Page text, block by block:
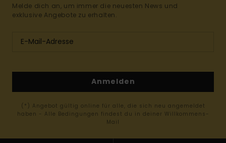
Melde dich an, um immer die neuesten News und
exklusive Angebote zu erhalten.
Anmelden
(*) Angebot gültig online für alle, die sich neu angemeldet
haben - Alle Bedingungen findest du in deiner Willkommens-
Mail